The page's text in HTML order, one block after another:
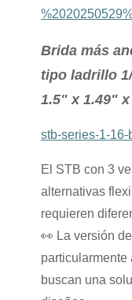
Brida más
tipo ladrillo
1.5" x 1.49"
stb-series-1-16-
El STB con 3
alternativas
requieren
👀 La versión
particularmente
buscan una